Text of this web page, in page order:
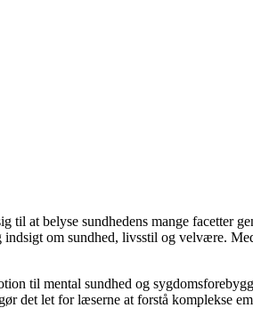
til at belyse sundhedens mange
om sundhed, livsstil og velvære.
til mental sundhed og
det let for læserne at forstå komplekse